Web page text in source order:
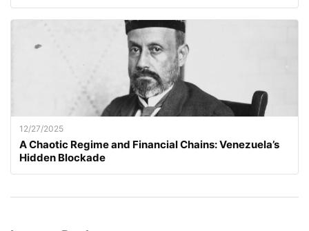
12/27/2025
A Chaotic Regime and Financial Chains: Venezuela’s
Hidden Blockade